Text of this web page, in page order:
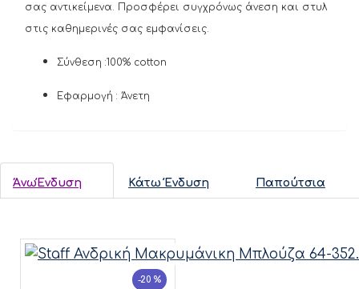
σας αντικείμενα. Προσφέρει συγχρόνως άνεση και στυλ
στις καθημερινές σας εμφανίσεις.
Σύνθεση :100% cotton
Εφαρμογή : Άνετη
ΆνωΈνδυση Κάτω Ένδυση Παπούτσια
-20 %